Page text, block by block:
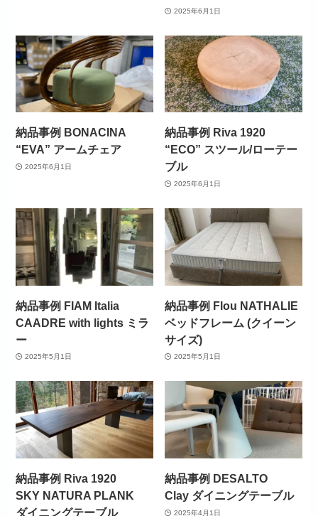
2025年6月1日
納品事例 BONACINA
“EVA” アームチェア
2025年6月1日
納品事例 Riva 1920
“ECO” スツール/ローテー
ブル
2025年6月1日
納品事例 FIAM Italia
CAADRE with lights ミラ
ー
2025年5月1日
納品事例 Flou NATHALIE
ベッドフレーム (クイーン
サイズ)
2025年5月1日
納品事例 Riva 1920
SKY NATURA PLANK
ダイニングテーブル
納品事例 DESALTO
Clay ダイニングテーブル
2025年4月1日